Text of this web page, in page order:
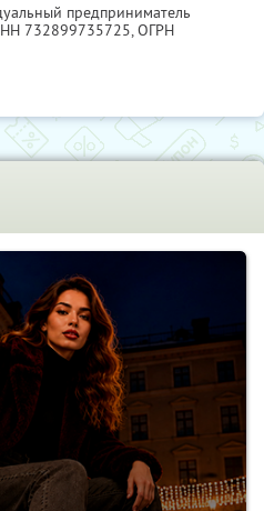
предприниматель
732899735725, ОГРН